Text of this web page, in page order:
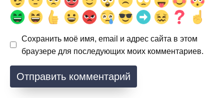
Сохранить моё имя, email и адрес сайта в этом
браузере для последующих моих комментариев.